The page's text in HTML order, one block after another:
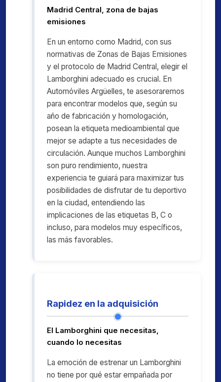
Madrid Central, zona de bajas
emisiones
En un entorno como Madrid, con sus
normativas de Zonas de Bajas Emisiones
y el protocolo de Madrid Central, elegir el
Lamborghini adecuado es crucial. En
Automóviles Argüelles, te asesoraremos
para encontrar modelos que, según su
año de fabricación y homologación,
posean la etiqueta medioambiental que
mejor se adapte a tus necesidades de
circulación. Aunque muchos Lamborghini
son puro rendimiento, nuestra
experiencia te guiará para maximizar tus
posibilidades de disfrutar de tu deportivo
en la ciudad, entendiendo las
implicaciones de las etiquetas B, C o
incluso, para modelos muy específicos,
las más favorables.
Rapidez en la adquisición
El Lamborghini que necesitas,
cuando lo necesitas
La emoción de estrenar un Lamborghini
no tiene por qué estar empañada por